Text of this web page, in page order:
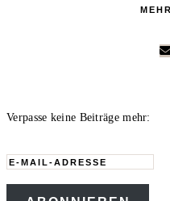
Verpasse keine Beiträge mehr:
E-
Mail-